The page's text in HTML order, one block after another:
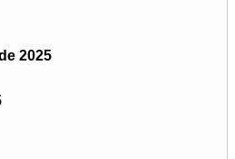
2025